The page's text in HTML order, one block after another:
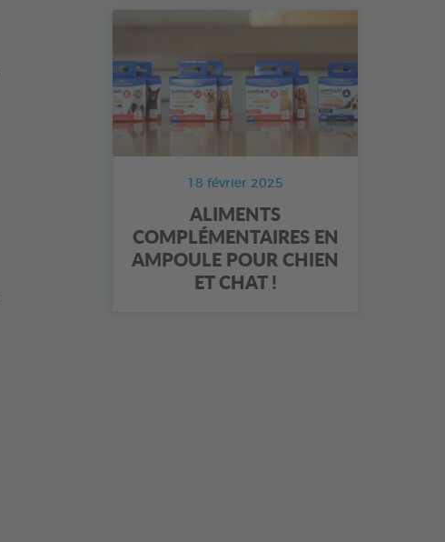
18 février 2025
ALIMENTS
COMPLÉMENTAIRES EN
AMPOULE POUR CHIEN
ET CHAT !